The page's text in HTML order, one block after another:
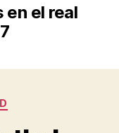
en el real